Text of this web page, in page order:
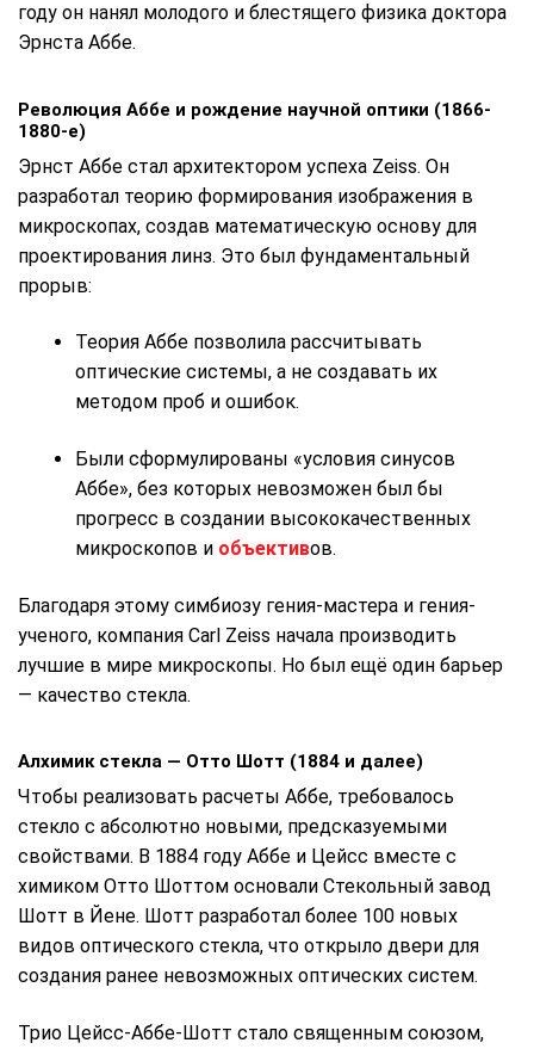
году он нанял молодого и блестящего физика доктора
Эрнста Аббе.
Революция Аббе и рождение научной оптики (1866-
1880-е)
Эрнст Аббе стал архитектором успеха Zeiss. Он
разработал теорию формирования изображения в
микроскопах, создав математическую основу для
проектирования линз. Это был фундаментальный
прорыв:
Теория Аббе позволила рассчитывать
оптические системы, а не создавать их
методом проб и ошибок.
Были сформулированы «условия синусов
Аббе», без которых невозможен был бы
прогресс в создании высококачественных
микроскопов и объективов.
Благодаря этому симбиозу гения-мастера и гения-
ученого, компания Carl Zeiss начала производить
лучшие в мире микроскопы. Но был ещё один барьер
— качество стекла.
Алхимик стекла — Отто Шотт (1884 и далее)
Чтобы реализовать расчеты Аббе, требовалось
стекло с абсолютно новыми, предсказуемыми
свойствами. В 1884 году Аббе и Цейсс вместе с
химиком Отто Шоттом основали Стекольный завод
Шотт в Йене. Шотт разработал более 100 новых
видов оптического стекла, что открыло двери для
создания ранее невозможных оптических систем.
Трио Цейсс-Аббе-Шотт стало священным союзом,